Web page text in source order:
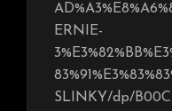
ERNIE-
SLINKY/dp/